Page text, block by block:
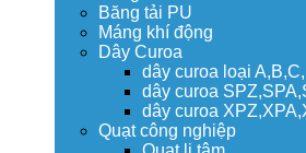
Băng tải PU
Máng khí động
Dây Curoa
dây curoa loại
dây curoa
dây curoa
Quạt công nghiệp